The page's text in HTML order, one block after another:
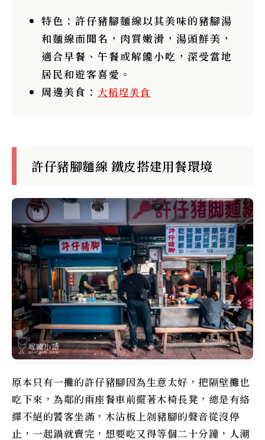
特色 ：許仔豬腳麵線以其美味的豬腳湯
和麵線而聞名，肉質嫩滑，湯頭鮮美，
適合早餐、午餐或解饞小吃，深受當地
居民和遊客喜愛。
周邊美食 ： 大稻埕美食
許仔豬腳麵線 鐵皮搭建用餐環境
原本只有一攤的許仔豬腳因為生意太好，把隔壁攤也
吃下來，為鄰的兩座餐車前擺著木椅長凳，總是有絡
繹不絕的饕客坐滿，木沾板上剁豬腳的聲音從沒停
止，一起鍋就賣完，想要吃又得等個二十分鐘，人潮